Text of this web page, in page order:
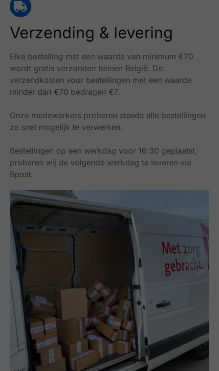
Verzending & levering
Elke bestelling met een waarde van minimum €70
wordt gratis verzonden binnen België. De
verzendkosten voor bestellingen met een waarde
minder dan €70 bedragen €7.
Onze medewerkers proberen steeds alle bestellingen
zo snel mogelijk te verwerken.
Bestellingen op een werkdag voor 16:30 geplaatst,
proberen wij de volgende werkdag te leveren via
Bpost.